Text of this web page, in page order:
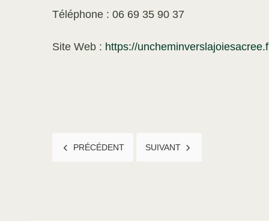
Téléphone : 06 69 35 90 37
Site Web : https://
ARTICLE PRÉCÉDENT : SHAKTI DANCE® - LE
PRÉCÉDENT ARTICLE SUIVANT : ARCIA
SUIVANT